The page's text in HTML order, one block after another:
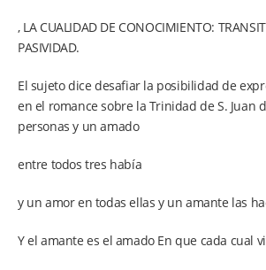
, LA CUALIDAD DE CONOCIMIENTO:
PASIVIDAD.
El sujeto dice desafiar la posibilidad de
en el romance sobre la Trinidad de S. Juan
personas y un amado
entre todos tres había
y un amor en todas ellas y un amante las
Y el amante es el amado En que cada cual